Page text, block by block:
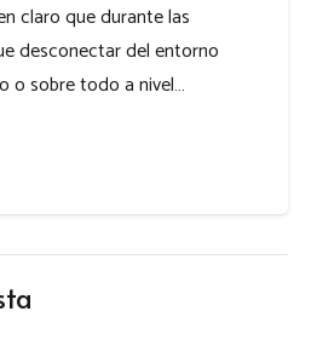
claro que durante las
desconectar del entorno
o sobre todo a nivel…